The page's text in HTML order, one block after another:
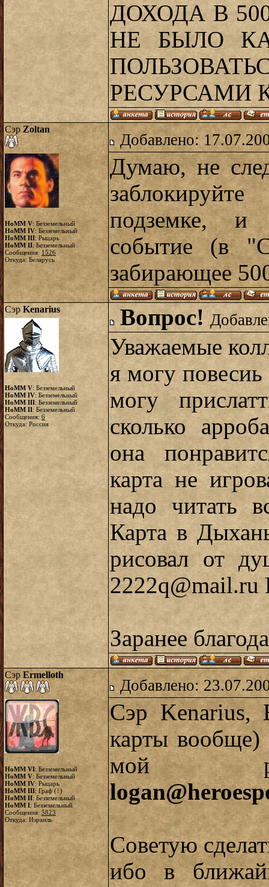
ДОХОДА В
НЕ БЫЛО
РЕСУРСАМИ
Сэр Zoltan
HoMM V: Безземельный
HoMM IV: Безземельный
HoMM III: Рыцарь
HoMM II: Безземельный
Сообщения: 1526
Откуда: Беларусь
Добавлено:
Думаю, не
подземке, и
событие (в
забирающее
Сэр Kenarius
HoMM V: Безземельный
HoMM IV: Безземельный
HoMM III: Безземельный
HoMM II: Безземельный
Сообщения: 6
Откуда: Россия
Вопрос!
Уважаемые
я могу
могу
сколько
она
карта не
надо читать
Карта в
рисовал от
2222q@mail.ru
Заранее
Сэр Ermelloth
HoMM VI: Безземельный
HoMM V: Безземельный
HoMM IV: Рыцарь
HoMM III: Граф (1)
HoMM II: Безземельный
HoMM I: Безземельный
Сообщения: 5823
Откуда: Израиль
Добавлено:
Cэр Kenarius,
карты вообще)
мой
Советую
ибо в